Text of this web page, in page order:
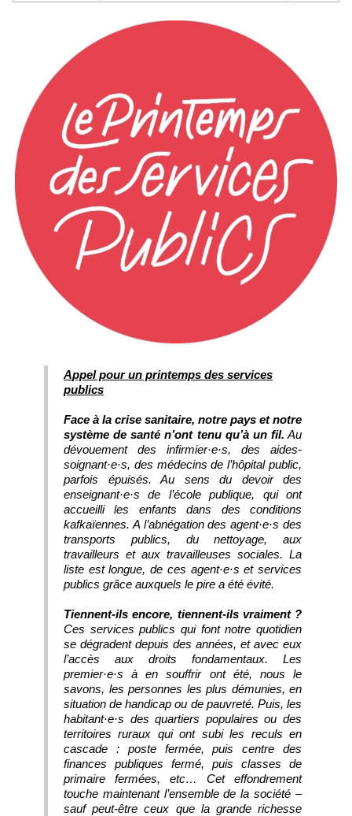
Appel pour un printemps des services
publics
Face à la crise sanitaire, notre pays et notre
système de santé n’ont tenu qu’à un fil. Au
dévouement des infirmier·e·s, des aides-
soignant·e·s, des médecins de l’hôpital public,
parfois épuisés. Au sens du devoir des
enseignant·e·s de l’école publique, qui ont
accueilli les enfants dans des conditions
kafkaïennes. A l’abnégation des agent·e·s des
transports publics, du nettoyage, aux
travailleurs et aux travailleuses sociales. La
liste est longue, de ces agent·e·s et services
publics grâce auxquels le pire a été évité.
Tiennent-ils encore, tiennent-ils vraiment ?
Ces services publics qui font notre quotidien
se dégradent depuis des années, et avec eux
l’accès aux droits fondamentaux. Les
premier·e·s à en souffrir ont été, nous le
savons, les personnes les plus démunies, en
situation de handicap ou de pauvreté. Puis, les
habitant·e·s des quartiers populaires ou des
territoires ruraux qui ont subi les reculs en
cascade : poste fermée, puis centre des
finances publiques fermé, puis classes de
primaire fermées, etc… Cet effondrement
touche maintenant l’ensemble de la société –
sauf peut-être ceux que la grande richesse